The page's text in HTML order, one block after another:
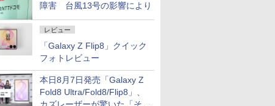
障害 台風13号の影響により
レビュー
「Galaxy Z Flip8」クイック
フォトレビュー
本日8月7日発売「Galaxy Z
Fold8 Ultra/Fold8/Flip8」、